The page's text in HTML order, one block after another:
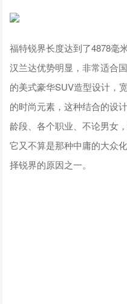
福特锐界长度达到了4878毫
汉兰达优势明显，非常适合
的美式豪华SUV造型设计，
的时尚元素，这种结合的设
龄段、各个职业、不论男女
它又不算是那种中庸的大众
择锐界的原因之一。